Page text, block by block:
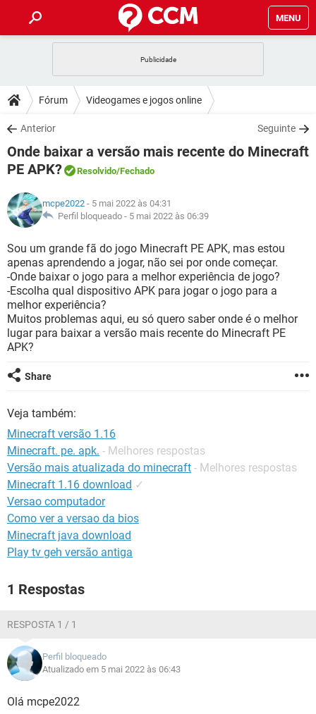
MENU
CELULAR FACEBOOK
OUTLOOK
INSTAGRAM GMAIL
GUIA DE COMPRAS
DICAS
JOGOS WHATSAPP
OUTLOOK
GUIA DE COMPRAS
DOWNLOADS
JOGOS WHATSAPP
CELULAR
OUTLOOK EXCEL
INSTAGRAM
GUIA DE COMPRAS
FÓRUM
CELULAR FACEBOOK
INSTAGRAM GMAIL
GUIA DE COMPRAS
GLOSSÁRIO
JOGOS
CELULAR FACEBOOK
OUTLOOK EXCEL
INSTAGRAM GMAIL
GUIA DE COMPRAS
Fórum Videogames e jogos online
Anterior Seguinte
Onde baixar a versão mais recente do Minecraft
PE APK?
Resolvido/Fechado
mcpe2022 - 5 mai 2022 às 04:31
Perfil bloqueado - 5 mai 2022 às 06:39
Sou um grande fã do jogo Minecraft PE APK, mas estou
apenas aprendendo a jogar, não sei por onde começar.
-Onde baixar o jogo para a melhor experiência de jogo?
-Escolha qual dispositivo APK para jogar o jogo para a
melhor experiência?
Muitos problemas aqui, eu só quero saber onde é o melhor
lugar para baixar a versão mais recente do Minecraft PE
APK?
Share
Veja também:
Minecraft versão 1.16
Minecraft. pe. apk. - Melhores respostas
Versão mais atualizada do minecraft - Melhores respostas
Minecraft 1.16 download ✓
Versao computador
Como ver a versao da bios
Minecraft java download
Play tv geh versão antiga
1 Respostas
RESPOSTA 1 / 1
Perfil bloqueado
Atualizado em 5 mai 2022 às 06:43
Olá mcpe2022